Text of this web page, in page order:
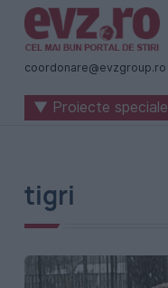
Știri
naționale
internaționale
România
-
Zilei
coordonare@evzgroup.ro
▼ Proiecte speciale
tigri